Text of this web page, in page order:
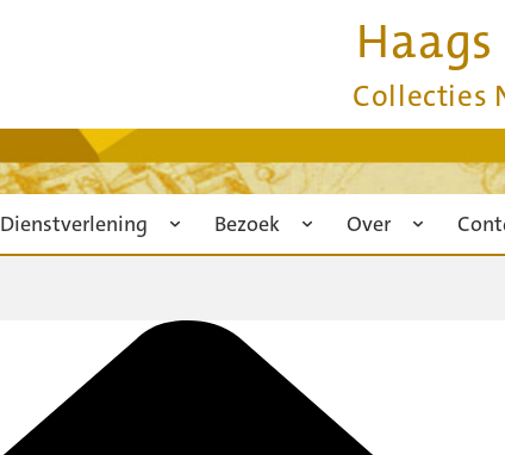
Collecties
Dienstverlening Bezoek Over